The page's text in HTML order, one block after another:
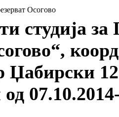
Осогово
студија